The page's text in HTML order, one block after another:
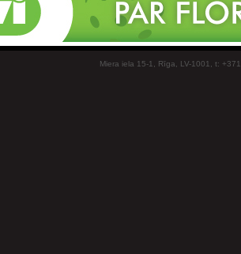
Miera iela 15-1, Rīga, LV-1001, t: